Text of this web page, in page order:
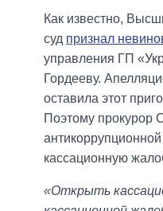
Как известно,
суд признал
управления ГП
Гордееву.
оставила этот
Поэтому прокурор
кассационную
«Открыть